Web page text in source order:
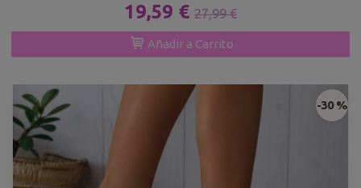
19,59 € 27,99 €
Añadir a Carrito
-30 %